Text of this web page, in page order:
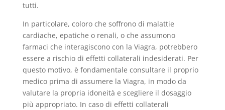
tutti.
In particolare, coloro che soffrono di malattie
cardiache, epatiche o renali, o che assumono
farmaci che interagiscono con la Viagra, potrebbero
essere a rischio di effetti collaterali indesiderati. Per
questo motivo, è fondamentale consultare il proprio
medico prima di assumere la Viagra, in modo da
valutare la propria idoneità e scegliere il dosaggio
più appropriato. In caso di effetti collaterali